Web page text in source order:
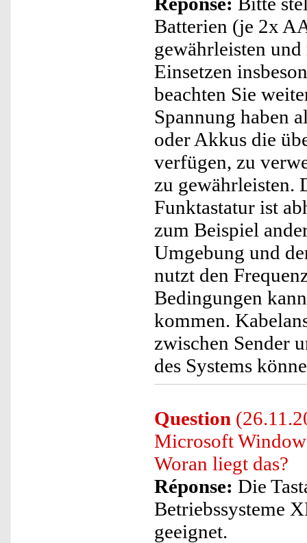
Batterien (je 2x
gewährleisten
Einsetzen
beachten Sie
Spannung haben
oder Akkus die
verfügen, zu
zu gewährleisten.
Funktastatur ist
zum Beispiel
Umgebung und
nutzt den
Bedingungen
kommen.
zwischen Sender
des Systems
Question
Microsoft
Woran liegt das?
Réponse: Die
Betriebssysteme
geeignet.